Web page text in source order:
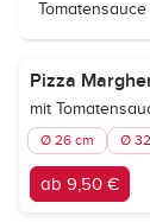
Pizza
mit
Ø 26 cm Ø
ab 9,50 €